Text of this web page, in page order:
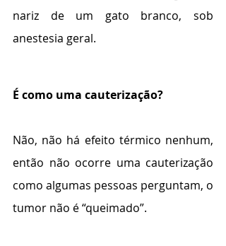
nariz de um gato branco, sob
anestesia geral.
É como uma cauterização?
Não, não há efeito térmico nenhum,
então não ocorre uma cauterização
como algumas pessoas perguntam, o
tumor não é “queimado”.